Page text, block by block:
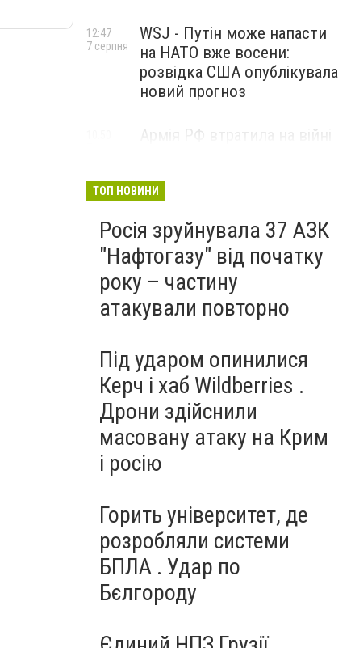
WSJ - Путін може напасти
на НАТО вже восени:
розвідка США опублікувала
новий прогноз
12:47
7 серпня
Армія РФ втратила на війні
ППО
ТОП НОВИНИ
Росія зруйнувала 37 АЗК
"Нафтогазу" від початку
року – частину
атакували повторно
Під ударом опинилися
Керч і хаб Wildberries .
Дрони здійснили
масовану атаку на Крим
і росію
Горить університет, де
розробляли системи
БПЛА . Удар по
Бєлгороду